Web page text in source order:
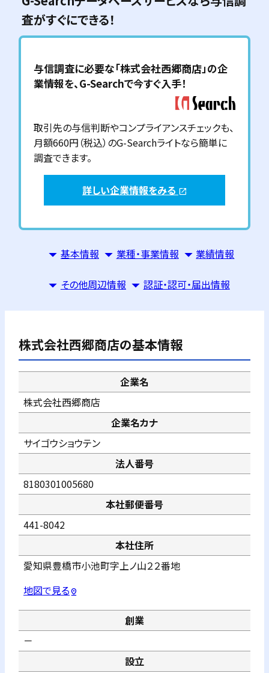
査がすぐにできる！
与信調査に必要な「株式会社西郷商店」の企
業情報を、G-Searchで今すぐ入手！
取引先の与信判断やコンプライアンスチェックも、
月額660円（税込）のG-Searchライトなら簡単に
調査できます。
詳しい企業情報をみる open_in_new
基本情報 業種・事業情報 業績情報
その他周辺情報 認証・認可・届出情報
株式会社西郷商店の基本情報
企業名
株式会社西郷商店
企業名カナ
サイゴウショウテン
法人番号
8180301005680
本社郵便番号
441-8042
本社住所
愛知県豊橋市小池町字上ノ山２２番地
地図で見るpin_drop
創業
－
設立